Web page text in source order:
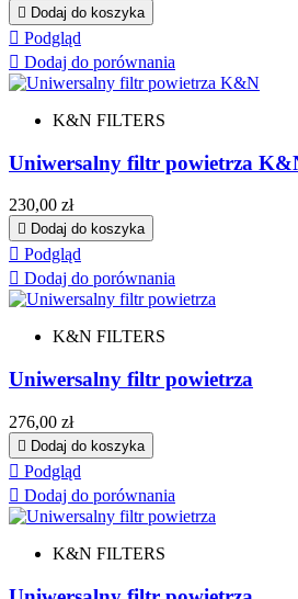
 Dodaj do koszyka
 Podgląd
 Dodaj do porównania
K&N FILTERS
Uniwersalny filtr powietrza
Cena
230,00 zł
 Dodaj do koszyka
 Podgląd
 Dodaj do porównania
K&N FILTERS
Uniwersalny filtr powietrza
Cena
276,00 zł
 Dodaj do koszyka
 Podgląd
 Dodaj do porównania
K&N FILTERS